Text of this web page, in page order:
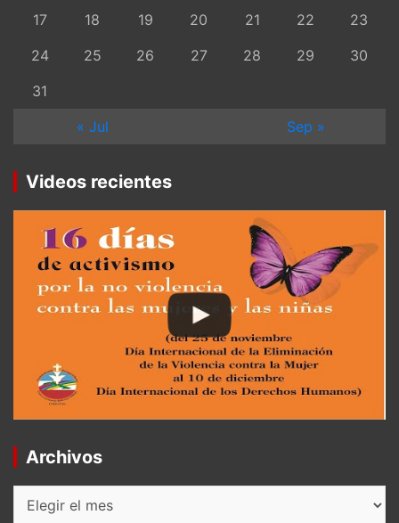
17
18 19 20 21 22
23
24
25 26 27 28 29
30
31
« Jul
Sep »
Videos recientes
Archivos
Archivos